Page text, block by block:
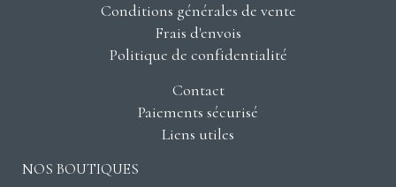
Conditions générales de vente
Frais d'envois
Politique de confidentialité
Contact
Paiements sécurisé
Liens utiles
NOS BOUTIQUES